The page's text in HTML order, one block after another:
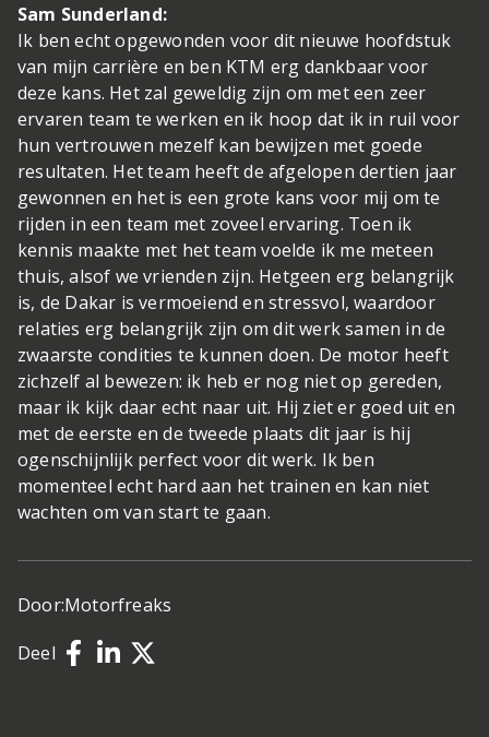
Sam Sunderland:
Ik ben echt opgewonden voor dit nieuwe hoofdstuk
van mijn carrière en ben KTM erg dankbaar voor
deze kans. Het zal geweldig zijn om met een zeer
ervaren team te werken en ik hoop dat ik in ruil voor
hun vertrouwen mezelf kan bewijzen met goede
resultaten. Het team heeft de afgelopen dertien jaar
gewonnen en het is een grote kans voor mij om te
rijden in een team met zoveel ervaring. Toen ik
kennis maakte met het team voelde ik me meteen
thuis, alsof we vrienden zijn. Hetgeen erg belangrijk
is, de Dakar is vermoeiend en stressvol, waardoor
relaties erg belangrijk zijn om dit werk samen in de
zwaarste condities te kunnen doen. De motor heeft
zichzelf al bewezen: ik heb er nog niet op gereden,
maar ik kijk daar echt naar uit. Hij ziet er goed uit en
met de eerste en de tweede plaats dit jaar is hij
ogenschijnlijk perfect voor dit werk. Ik ben
momenteel echt hard aan het trainen en kan niet
wachten om van start te gaan.
Door:Motorfreaks
Deel